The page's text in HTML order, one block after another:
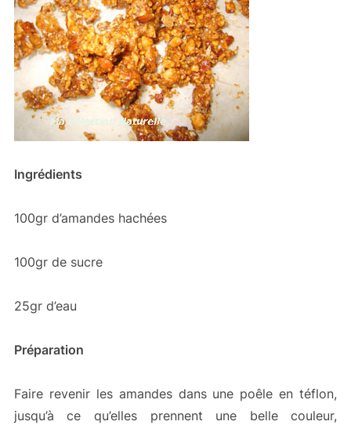
Ingrédients
100gr d’amandes hachées
100gr de sucre
25gr d’eau
Préparation
Faire revenir les amandes dans une poêle en téflon,
jusqu’à ce qu’elles prennent une belle couleur,